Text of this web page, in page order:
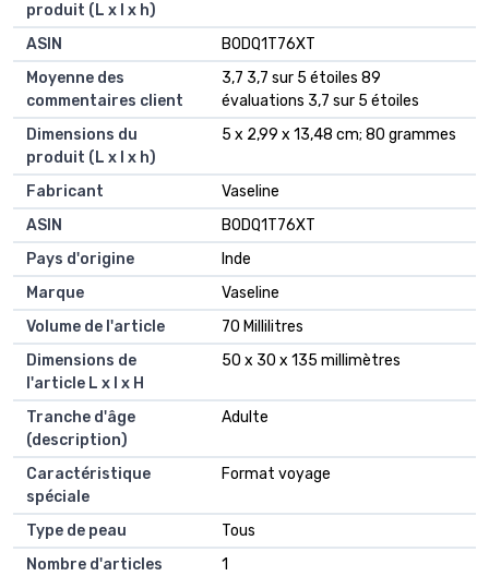
produit (L x l x h)
ASIN
‎B0DQ1T76XT
Moyenne des
commentaires client
3,7 3,7 sur 5 étoiles 89
évaluations 3,7 sur 5 étoiles
Dimensions du
produit (L x l x h)
5 x 2,99 x 13,48 cm; 80 grammes
Fabricant
Vaseline
ASIN
B0DQ1T76XT
Pays d'origine
Inde
Marque
Vaseline
Volume de l'article
70 Millilitres
Dimensions de
l'article L x l x H
50 x 30 x 135 millimètres
Tranche d'âge
(description)
Adulte
Caractéristique
spéciale
Format voyage
Type de peau
Tous
Nombre d'articles
1